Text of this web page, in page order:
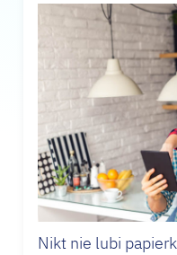
Nikt nie lubi